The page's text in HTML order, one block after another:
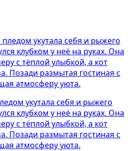
укутала себя и рыжего
клубком у неё на руках. Она
с тёплой улыбкой, а кот
Позади размытая гостиная с
атмосферу уюта.